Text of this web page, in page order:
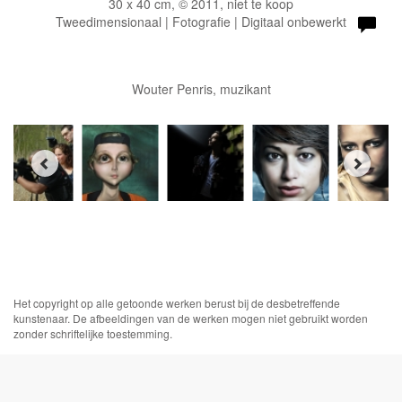
30 x 40 cm, © 2011, niet te koop
Tweedimensionaal | Fotografie | Digitaal onbewerkt
Wouter Penris, muzikant
Het copyright op alle getoonde werken berust bij de desbetreffende
kunstenaar. De afbeeldingen van de werken mogen niet gebruikt worden
zonder schriftelijke toestemming.